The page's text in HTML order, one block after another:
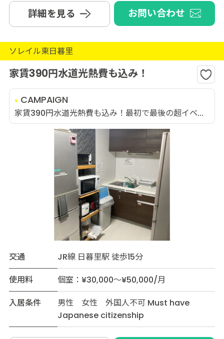
詳細を見る お問い合わせ
ソレイル東日暮里
家賃390円水道光熱費も込み！
CAMPAIGN
家賃390円水道光熱費も込み！最初で最後の超イベ...
交通
JR線 日暮里駅 徒歩15分
使用料
個室：¥30,000～¥50,000/月
入居条件
男性 女性 外国人不可 Must have
Japanese citizenship